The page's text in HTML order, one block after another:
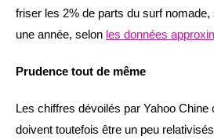
friser les 2% de parts du surf
une année, selon les données
Prudence tout de même
Les chiffres dévoilés par Yahoo Chine
doivent toutefois être un peu